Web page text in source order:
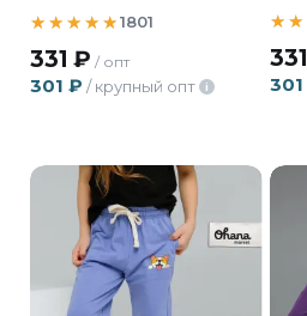
1801
331 ₽ / опт
301 ₽ / крупный опт i
331
301